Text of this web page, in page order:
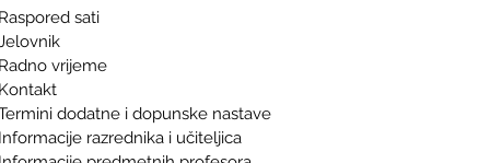
Raspored sati
Radno vrijeme
Kontakt
dodatne i dopunske nastave
Informacije razrednika i učiteljica